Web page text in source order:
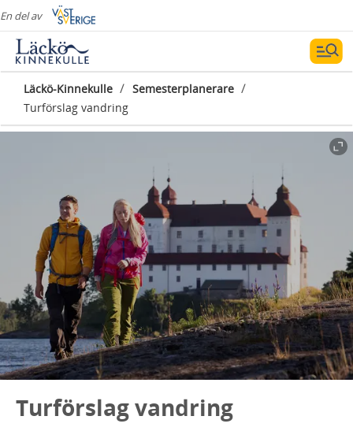
En del av
Läckö-Kinnekulle / Semesterplanerare /
Turförslag vandring
Turförslag vandring